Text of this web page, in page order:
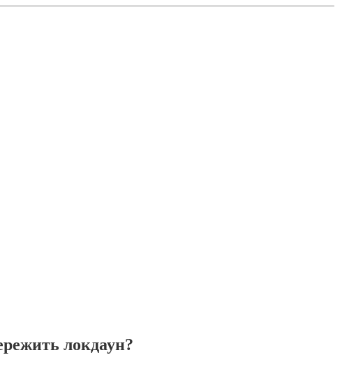
локдаун?